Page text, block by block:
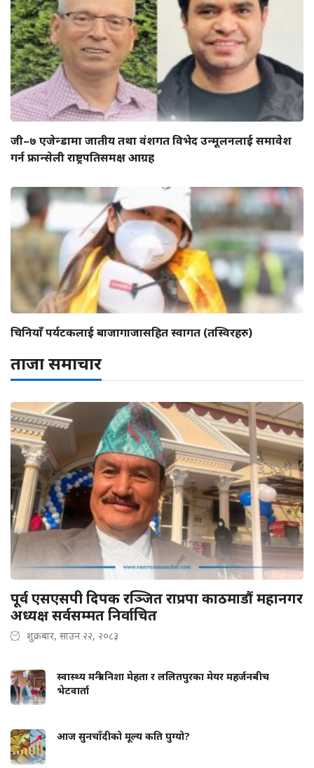
जी–७ एजेन्डामा जातीय तथा वंशगत विभेद उन्मूलनलाई समावेश
गर्न फ्रान्सेली राष्ट्रपतिसमक्ष आग्रह
चिनियाँ पर्यटकलाई बाजागाजासहित स्वागत (तस्विरहरु)
ताजा समाचार
पूर्व एसएसपी दिपक रञ्जित राप्रपा काठमाडौं महानगर
अध्यक्ष सर्वसम्मत निर्वाचित
शुक्रबार, साउन २२, २०८३
स्वास्थ्य मन्त्री निशा मेहता र ललितपुरका मेयर महर्जनबीच
भेटवार्ता
आज सुनचाँदीको मूल्य कति पुग्यो?